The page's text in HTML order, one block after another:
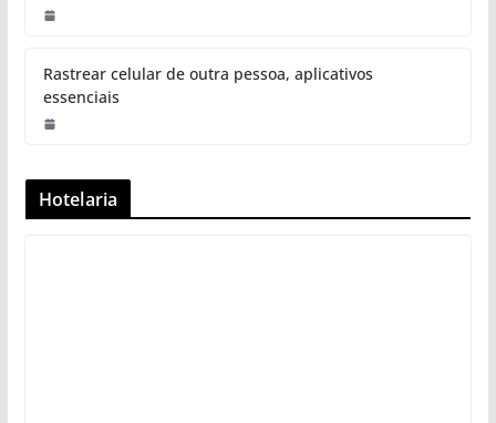
Rastrear celular de outra pessoa, aplicativos
essenciais
Hotelaria